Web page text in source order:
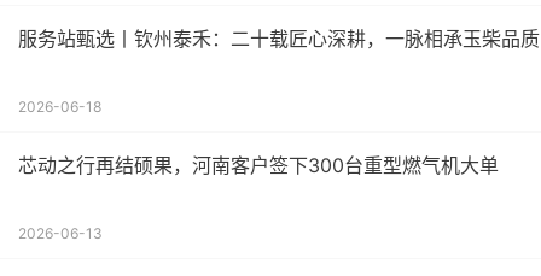
服务站甄选丨钦州泰禾：二十载匠心深耕，一脉相承玉柴品质
2026-06-18
芯动之行再结硕果，河南客户签下300台重型燃气机大单
2026-06-13